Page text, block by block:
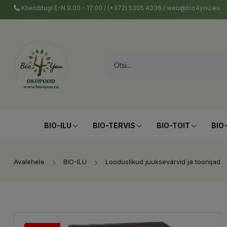
Klienditugi E-N 9.00 - 17.00 / (+372) 5305 4036 / web@bio4you.eu
BIO-ILU BIO-TERVIS BIO-TOIT
Avalehele BIO-ILU Looduslikud juuksevärvid ja toonijad